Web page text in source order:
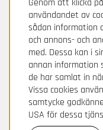
Genom att klicka
användandet av
sådan information
och annons- och
med. Dessa kan i
annan information
de har samlat in
Vissa cookies
samtycke
USA för dessa